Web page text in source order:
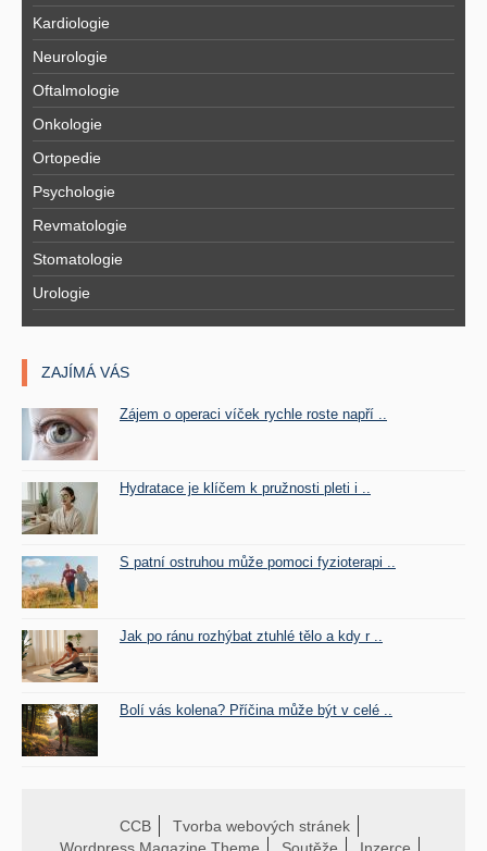
Kardiologie
Neurologie
Oftalmologie
Onkologie
Ortopedie
Psychologie
Revmatologie
Stomatologie
Urologie
ZAJÍMÁ VÁS
Zájem o operaci víček rychle roste napří ..
Hydratace je klíčem k pružnosti pleti i ..
S patní ostruhou může pomoci fyzioterapi ..
Jak po ránu rozhýbat ztuhlé tělo a kdy r ..
Bolí vás kolena? Příčina může být v celé ..
CCB
Tvorba webových stránek